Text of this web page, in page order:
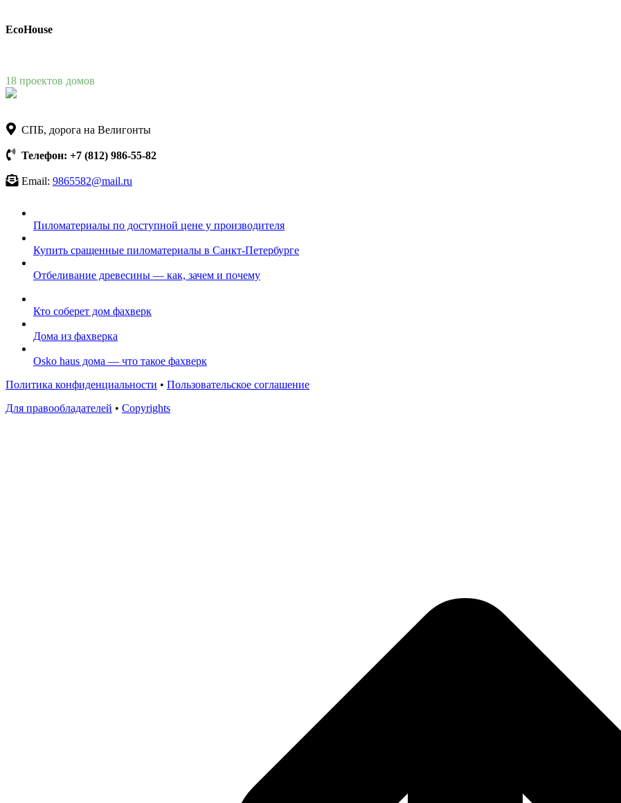
EcoHouse
18 проектов домов
СПБ, дорога на Велигонты
Телефон: +7 (812) 986-55-82
Email: 9865582@mail.ru
Пиломатериалы по доступной цене у производителя
Купить сращенные пиломатериалы в Санкт-Петербурге
Отбеливание древесины — как, зачем и почему
Кто соберет дом фахверк
Дома из фахверка
Osko haus дома — что такое фахверк
Политика конфиденциальности • Пользовательское соглашение
Для правообладателей • Copyrights